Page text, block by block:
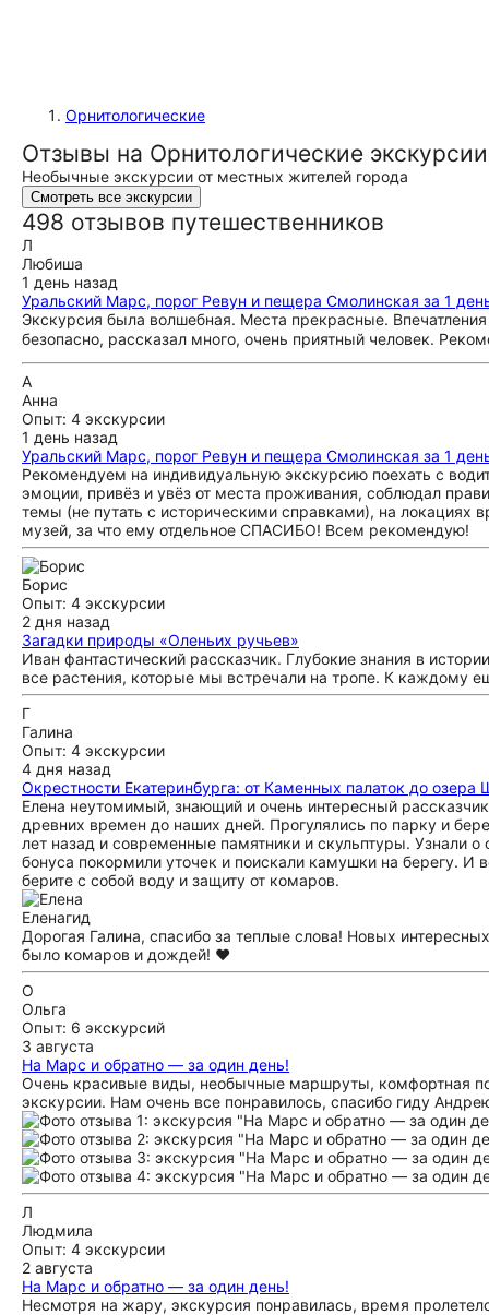
Орнитологические
Отзывы на Орнитологические
Необычные экскурсии от местных жителей города
Смотреть все экскурсии
498 отзывов путешественников
Л
Любиша
1 день назад
Уральский Марс, порог Ревун и пещера Смолинская за 1
Экскурсия была волшебная. Места прекрасные.
безопасно, рассказал много, очень приятный человек.
А
Анна
Опыт: 4 экскурсии
1 день назад
Уральский Марс, порог Ревун и пещера Смолинская за 1
Рекомендуем на индивидуальную экскурсию поехать с
эмоции, привёз и увёз от места проживания, соблюдал
темы (не путать с историческими справками), на локациях
музей, за что ему отдельное СПАСИБО! Всем рекомендую!
Борис
Опыт: 4 экскурсии
2 дня назад
Загадки природы «Оленьих ручьев»
Иван фантастический рассказчик. Глубокие знания в
все растения, которые мы встречали на тропе. К каждому
Г
Галина
Опыт: 4 экскурсии
4 дня назад
Окрестности Екатеринбурга: от Каменных палаток до озера
Елена неутомимый, знающий и очень интересный
древних времен до наших дней. Прогулялись по парку и
лет назад и современные памятники и скульптуры. Узнали
бонуса покормили уточек и поискали камушки на берегу. И
берите с собой воду и защиту от комаров.
Еленагид
Дорогая Галина, спасибо за теплые слова! Новых
было комаров и дождей! ❤
О
Ольга
Опыт: 6 экскурсий
3 августа
На Марс и обратно — за один день!
Очень красивые виды, необычные маршруты, комфортная
экскурсии. Нам очень все понравилось, спасибо гиду
Л
Людмила
Опыт: 4 экскурсии
2 августа
На Марс и обратно — за один день!
Несмотря на жару, экскурсия понравилась, время